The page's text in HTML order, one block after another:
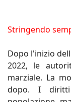
Stringendo
Dopo l'inizio
2022, le
marziale. La
dopo. I